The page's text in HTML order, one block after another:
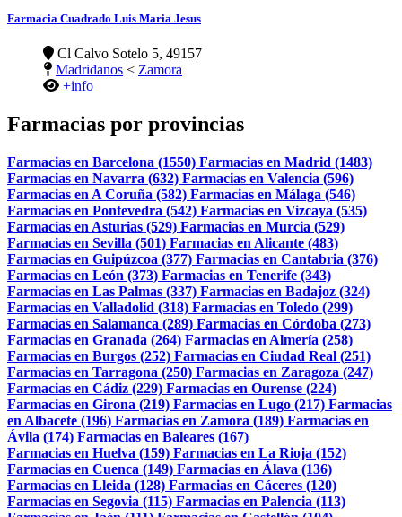
Farmacia Cuadrado Luis Maria Jesus
Cl Calvo Sotelo 5, 49157
Madridanos < Zamora
+info
Farmacias por provincias
Farmacias en Barcelona (1550) Farmacias en Madrid (1483)
Farmacias en Navarra (632) Farmacias en Valencia (596)
Farmacias en A Coruña (582) Farmacias en Málaga (546)
Farmacias en Pontevedra (542) Farmacias en Vizcaya (535)
Farmacias en Asturias (529) Farmacias en Murcia (529)
Farmacias en Sevilla (501) Farmacias en Alicante (483)
Farmacias en Guipúzcoa (377) Farmacias en Cantabria (376)
Farmacias en León (373) Farmacias en Tenerife (343)
Farmacias en Las Palmas (337) Farmacias en Badajoz (324)
Farmacias en Valladolid (318) Farmacias en Toledo (299)
Farmacias en Salamanca (289) Farmacias en Córdoba (273)
Farmacias en Granada (264) Farmacias en Almería (258)
Farmacias en Burgos (252) Farmacias en Ciudad Real (251)
Farmacias en Tarragona (250) Farmacias en Zaragoza (247)
Farmacias en Cádiz (229) Farmacias en Ourense (224)
Farmacias en Girona (219) Farmacias en Lugo (217) Farmacias
en Albacete (196) Farmacias en Zamora (189) Farmacias en
Ávila (174) Farmacias en Baleares (167)
Farmacias en Huelva (159) Farmacias en La Rioja (152)
Farmacias en Cuenca (149) Farmacias en Álava (136)
Farmacias en Lleida (128) Farmacias en Cáceres (120)
Farmacias en Segovia (115) Farmacias en Palencia (113)